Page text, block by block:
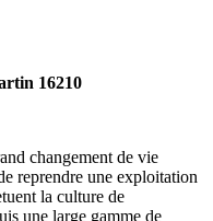
16210
changement de vie
reprendre une exploitation
la culture de
une large gamme de